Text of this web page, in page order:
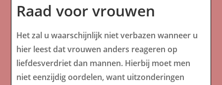
Raad voor vrouwen
Het zal u waarschijnlijk niet verbazen wanneer u
hier leest dat vrouwen anders reageren op
liefdesverdriet dan mannen. Hierbij moet men
niet eenzijdig oordelen, want uitzonderingen